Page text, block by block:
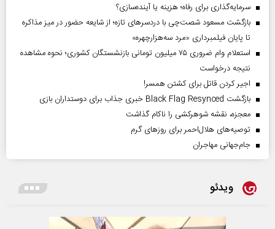
سرمایه‌گذاری برای رفاه؛ هزینه یا آینده‌سازی؟
بازگشت مسعود شصت‌چی با دردسر‌های تازه؛ از شایعه حضور در میز مذاکره
تا پایان فیلمبرداری «مرد سه‌هزارچهره»
استعلام وام ضروری ۷۵ میلیون تومانی بازنشستگان کشوری؛ نحوه مشاهده
نتیجه درخواست
اجیر کردن قاتل برای کشتن همسر!
بازگشت Black Flag Resynced خبری جذاب برای دوستداران بازی
معجزه، نقشه شوهرکشی را ناکام گذاشت
توصیه‌های هلال‌احمر برای روز‌های گرم
جام‌جهانی مهاجران
ویدئو